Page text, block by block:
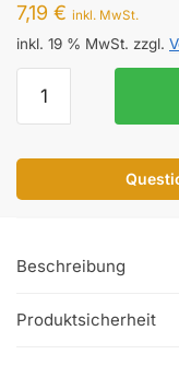
7,19 € inkl. MwSt.
inkl. 19 % MwSt. zzgl.
BERGMÜTZE
OLIV
Beschreibung
Produktsicherheit